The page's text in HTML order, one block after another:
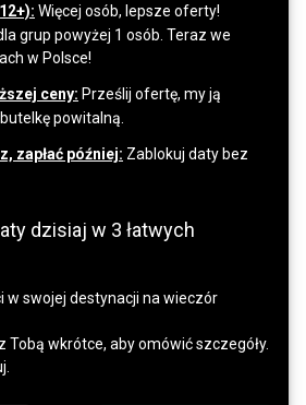
Więcej osób, lepsze oferty!
grup powyżej 1 osób. Teraz we
w Polsce!
ceny: Prześlij ofertę, my ją
powitalną.
zapłać później: Zablokuj daty bez
dzisiaj w 3 łatwych
w swojej destynacji na wieczór
Tobą wkrótce, aby omówić szczegóły.